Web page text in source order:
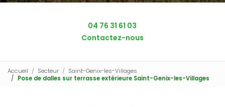
04 76 31 61 03
Contactez-nous
Accueil Secteur
Saint-Genix-les-Villages
Pose de dalles sur terrasse extérieure Saint-Genix-les-Villages